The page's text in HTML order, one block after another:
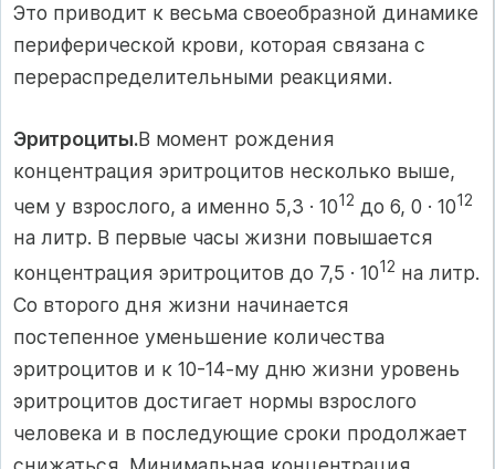
Это приводит к весьма своеобразной динамике
периферической крови, которая связана с
перераспределительными реакциями.
Эритроциты.В момент рождения
концентрация эритроцитов несколько выше,
чем у взрослого, а именно 5,3 · 1012 до 6, 0 · 1012
на литр. В первые часы жизни повышается
концентрация эритроцитов до 7,5 · 1012 на литр.
Со второго дня жизни начинается
постепенное уменьшение количества
эритроцитов и к 10-14-му дню жизни уровень
эритроцитов достигает нормы взрослого
человека и в последующие сроки продолжает